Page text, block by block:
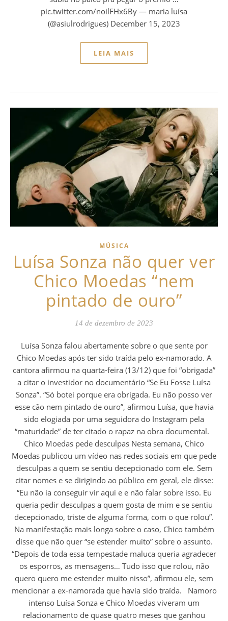
pic.twitter.com/noilFHx6By — maria luísa
(@asiulrodrigues) December 15, 2023
LEIA MAIS
MÚSICA
Luísa Sonza não quer ver
Chico Moedas “nem
pintado de ouro”
14 de dezembro de 2023
Luísa Sonza falou abertamente sobre o que sente por
Chico Moedas após ter sido traída pelo ex-namorado. A
cantora afirmou na quarta-feira (13/12) que foi “obrigada”
a citar o investidor no documentário “Se Eu Fosse Luísa
Sonza”. “Só botei porque era obrigada. Eu não posso ver
esse cão nem pintado de ouro”, afirmou Luísa, que havia
sido elogiada por uma seguidora do Instagram pela
“maturidade” de ter citado o rapaz na obra documental.
Chico Moedas pede desculpas Nesta semana, Chico
Moedas publicou um vídeo nas redes sociais em que pede
desculpas a quem se sentiu decepcionado com ele. Sem
citar nomes e se dirigindo ao público em geral, ele disse:
“Eu não ia conseguir vir aqui e e não falar sobre isso. Eu
queria pedir desculpas a quem gosta de mim e se sentiu
decepcionado, triste de alguma forma, com o que rolou”.
Na manifestação mais longa sobre o caso, Chico também
disse que não quer “se estender muito” sobre o assunto.
“Depois de toda essa tempestade maluca queria agradecer
os esporros, as mensagens… Tudo isso que rolou, não
quero quero me estender muito nisso”, afirmou ele, sem
mencionar a ex-namorada que havia sido traída. Namoro
intenso Luísa Sonza e Chico Moedas viveram um
relacionamento de quase quatro meses que ganhou